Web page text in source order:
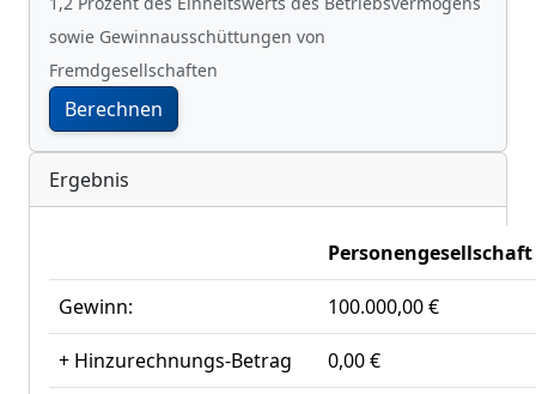
sowie Gewinnausschüttungen von
Fremdgesellschaften
Berechnen
Ergebnis
Personengesellschaft
Gewinn: 100.000,00 €
+ Hinzurechnungs-Betrag 0,00 €